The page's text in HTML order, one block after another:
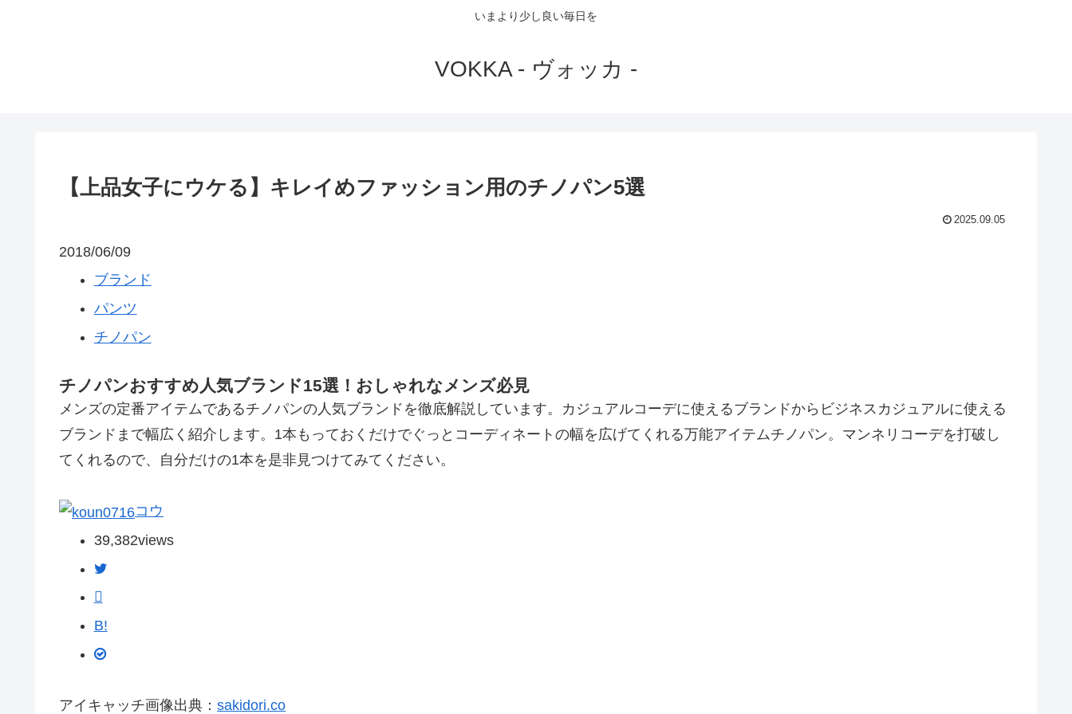
いまより少し良い毎日を
VOKKA - ヴォッカ -
【上品女子にウケる】キレイめファッション用のチノパン5選
2025.09.05
2018/06/09
ブランド
パンツ
チノパン
チノパンおすすめ人気ブランド15選！おしゃれなメンズ必見
メンズの定番アイテムであるチノパンの人気ブランドを徹底解説しています。カジュアルコーデに使えるブランドからビジネスカジュアルに使える
ブランドまで幅広く紹介します。1本もっておくだけでぐっとコーディネートの幅を広げてくれる万能アイテムチノパン。マンネリコーデを打破し
てくれるので、自分だけの1本を是非見つけてみてください。
コウ
39,382views
B!
アイキャッチ画像出典： sakidori.co